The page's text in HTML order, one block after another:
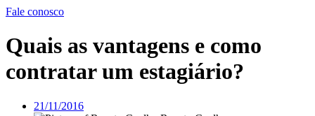
Fale conosco
Quais as vantagens e como
contratar um estagiário?
21/11/2016